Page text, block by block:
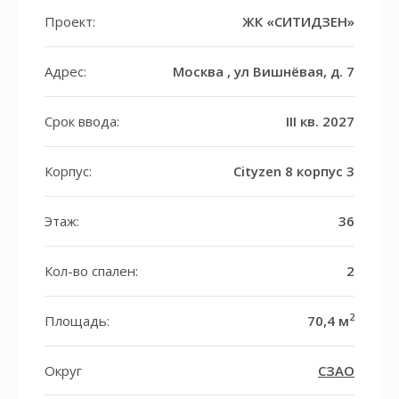
Проект: ЖК «СИТИДЗЕН»
Адрес: Москва , ул Вишнёвая, д. 7
Срок ввода: III кв. 2027
Корпус: Cityzen 8 корпус 3
Этаж: 36
Кол-во спален: 2
Площадь: 70,4 м2
Округ СЗАО